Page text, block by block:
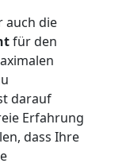
auch die
für den
darauf
Erfahrung
dass Ihre